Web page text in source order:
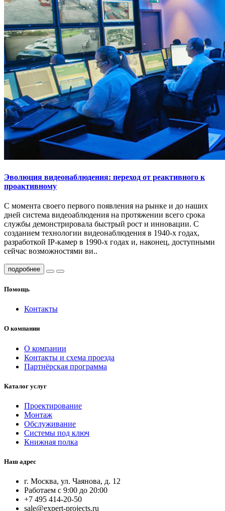
Эволюция видеонаблюдения: переход от реактивного к
проактивному
С момента своего первого появления на рынке и до наших
дней система видеоаблюдения на протяжении всего срока
службы демонстрировала быстрый рост и инновации. С
созданием технологии видеонаблюдения в 1940-х годах,
разработкой IP-камер в 1990-х годах и, наконец, доступными
сейчас возможностями ви..
подробнее
Помощь
Контакты
О компании
О компании
Контакты и схема проезда
Партнёрская программа
Каталог услуг
Проектирование
Монтаж
Обслуживание
Системы под ключ
Книжная полка
Наш адрес
г. Москва, ул. Чаянова, д. 12
Работаем с 9:00 до 20:00
+7 495 414-20-50
sale@expert-projects.ru